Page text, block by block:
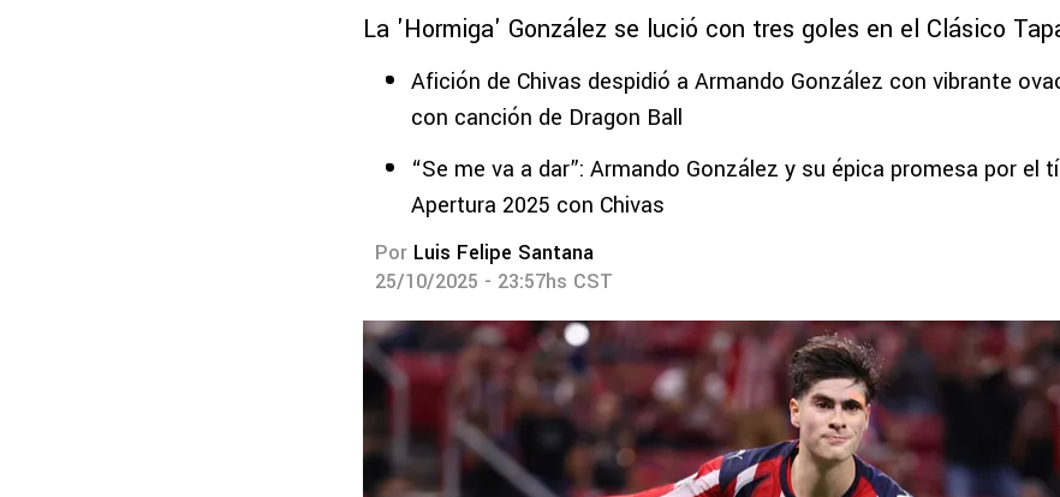
La 'Hormiga' González se lució con tres goles en el Clásico
Afición de Chivas despidió a Armando González con vibrante
con canción de Dragon Ball
“Se me va a dar”: Armando González y su épica promesa por el
Apertura 2025 con Chivas
Por Luis Felipe Santana
25/10/2025 - 23:57hs CST